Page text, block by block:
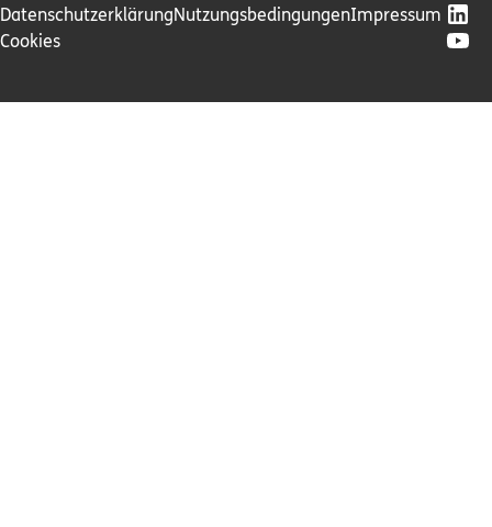
DatenschutzerklärungNutzungsbedingungenImpressum
Cookies